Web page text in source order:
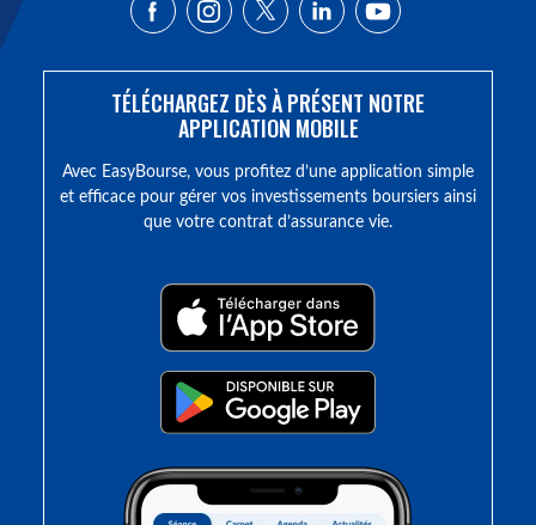
TÉLÉCHARGEZ DÈS À PRÉSENT NOTRE
APPLICATION MOBILE
Avec EasyBourse, vous profitez d’une application simple
et efficace pour gérer vos investissements boursiers ainsi
que votre contrat d’assurance vie.